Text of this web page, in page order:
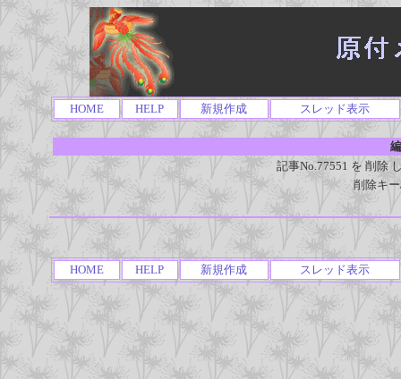
HOME HELP 新規作成 スレッド表示
記事No.77551 を 削除
削除キ
HOME HELP 新規作成 スレッド表示